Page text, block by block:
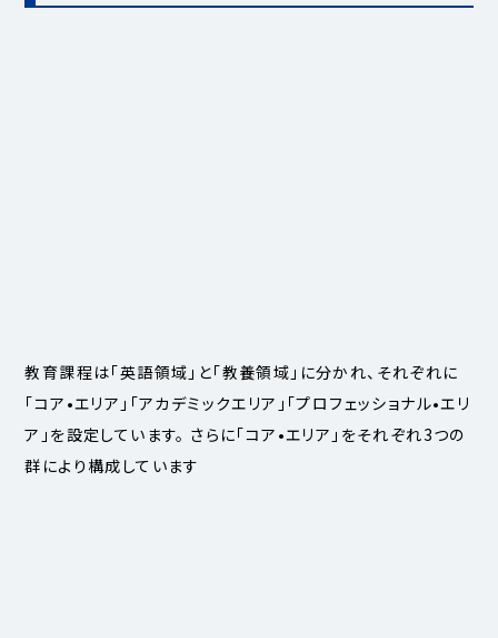
教育課程は「英語領域」と「教養領域」に分かれ、それぞれに
「コア•エリア」「アカデミックエリア」「プロフェッショナル•エリ
ア」を設定しています。 さらに「コア•エリア」をそれぞれ3つの
群により構成しています